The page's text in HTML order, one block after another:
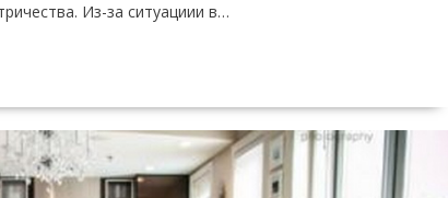
Из-за ситуациии в…